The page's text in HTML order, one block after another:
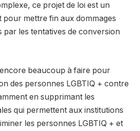
ce projet de loi est un
pour mettre fin aux dommages
par les tentatives de conversion
beaucoup à faire pour
des personnes LGBTIQ + contre
en supprimant les
qui permettent aux institutions
les personnes LGBTIQ + et